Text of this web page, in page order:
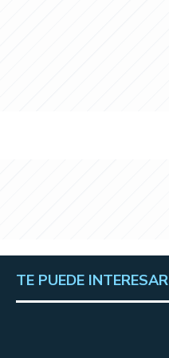
TE PUEDE INTERESAR